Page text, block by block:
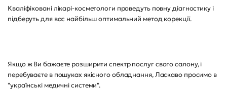
Кваліфіковані лікарі-косметологи проведуть повну діагностику і
підберуть для вас найбільш оптимальний метод корекції.
Якщо ж Ви бажаєте розширити спектр послуг свого салону, і
перебуваєте в пошуках якісного обладнання, Ласкаво просимо в
"українські медичні системи".